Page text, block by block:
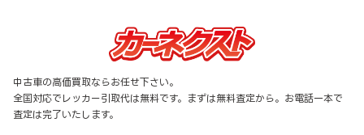
中古車の高価買取ならお任せ下さい。
全国対応でレッカー引取代は無料です。まずは無料査定から。お電話一本で
査定は完了いたします。